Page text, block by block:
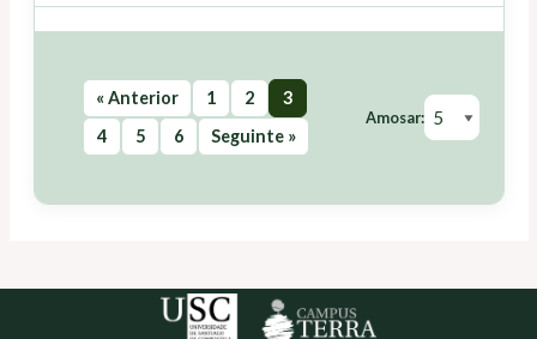
« Anterior 1 2
3
4
5 6 Seguinte »
Amosar: